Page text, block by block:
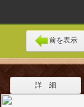
前を表示
詳 細